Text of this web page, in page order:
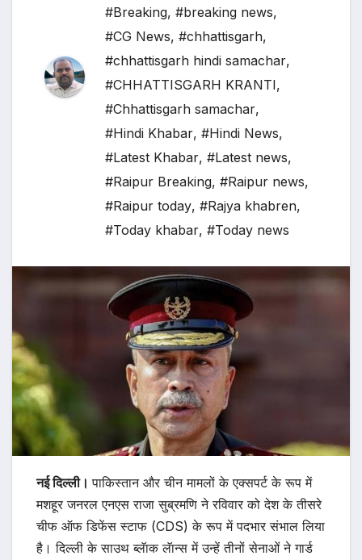
#Breaking, #breaking news,
#CG News, #chhattisgarh,
#chhattisgarh hindi samachar,
#CHHATTISGARH KRANTI,
#Chhattisgarh samachar,
#Hindi Khabar, #Hindi News,
#Latest Khabar, #Latest news,
#Raipur Breaking, #Raipur news,
#Raipur today, #Rajya khabren,
#Today khabar, #Today news
नई दिल्ली।पाकिस्तान और चीन मामलों के एक्सपर्ट के रूप में
मशहूर जनरल एनएस राजा सुब्रमणि ने रविवार को देश के तीसरे
चीफ ऑफ डिफेंस स्टाफ (CDS) के रूप में पदभार संभाल लिया
है। दिल्ली के साउथ ब्लॅाक लॅान्स में उन्हें तीनों सेनाओं ने गार्ड